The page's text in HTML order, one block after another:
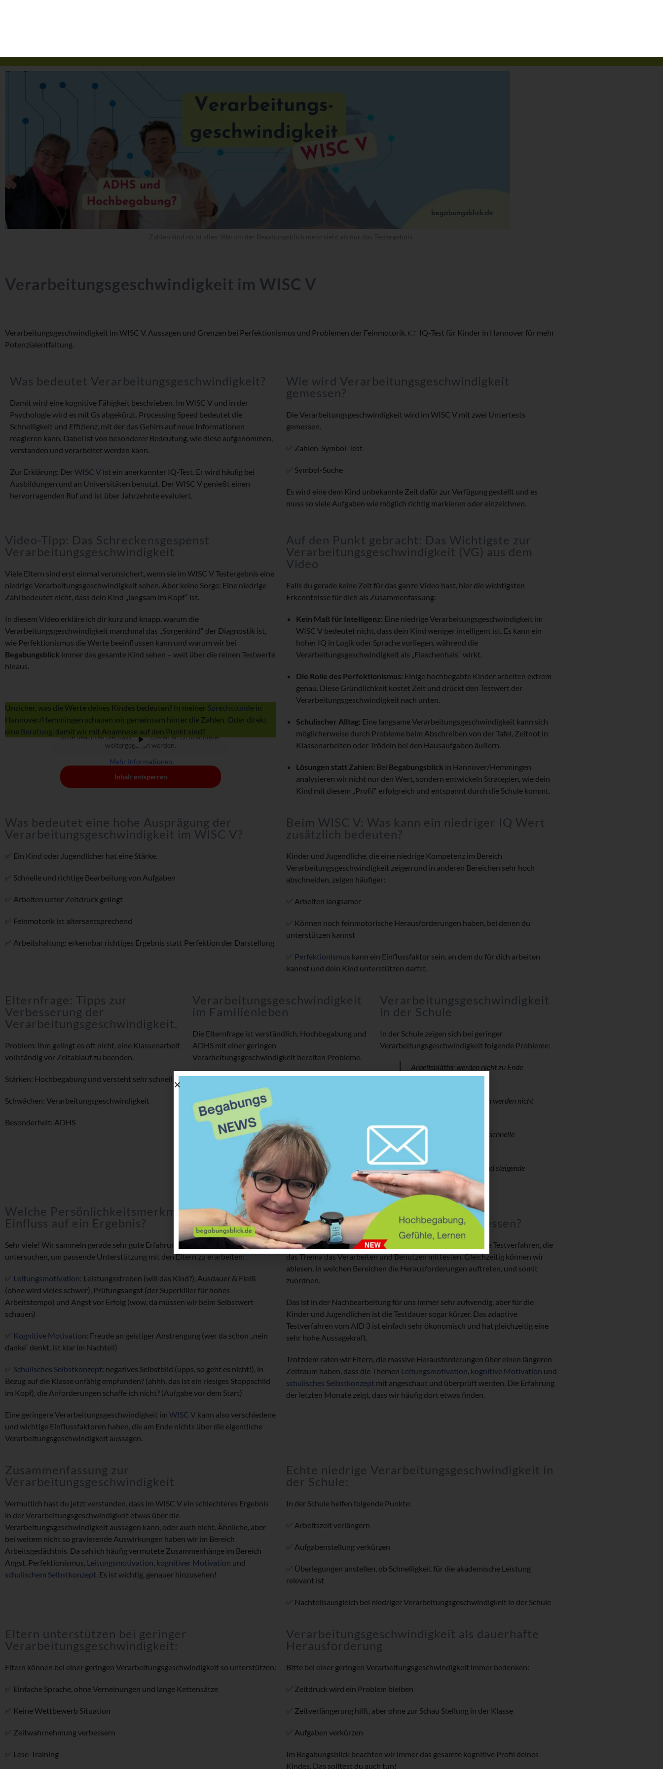
Verarbeitungsgeschwindigkeit im WISC V
Verarbeitungsgeschwindigkeit im WISC V. Aussagen und Grenzen bei Perfektionismus und Problemen der Feinmotorik. 👉 IQ-Test für Kinder in Hannover für mehr
Potenzialentfaltung.
Was bedeutet Verarbeitungsgeschwindigkeit?
Damit wird eine kognitive Fähigkeit beschrieben. Im WISC V und in der
Psychologie wird es mit Gs abgekürzt. Processing Speed bedeutet die
Schnelligkeit und Effizienz, mit der das Gehirn auf neue Informationen
reagieren kann. Dabei ist von besonderer Bedeutung, wie diese aufgenommen,
verstanden und verarbeitet werden kann.
Zur Erklärung: DerWISC V ist ein anerkannter IQ-Test. Er wird häufig bei
Ausbildungen und an Universitäten benutzt. Der WISC V genießt einen
hervorragenden Ruf und ist über Jahrzehnte evaluiert.
Wie wird Verarbeitungsgeschwindigkeit
gemessen?
Die Verarbeitungsgeschwindigkeit wird im WISC V mit zwei Untertests
gemessen.
✅ Zahlen-Symbol-Test
✅ Symbol-Suche
Es wird eine dem Kind unbekannte Zeit dafür zur Verfügung gestellt und es
muss so viele Aufgaben wie möglich richtig markieren oder einzeichnen.
Video-Tipp: Das Schreckensgespenst
Verarbeitungsgeschwindigkeit
Viele Eltern sind erst einmal verunsichert, wenn sie im WISC V Testergebnis eine
niedrige Verarbeitungsgeschwindigkeit sehen. Aber keine Sorge: Eine niedrige
Zahl bedeutet nicht, dass dein Kind „langsam im Kopf“ ist.
In diesem Video erkläre ich dir kurz und knapp, warum die
Verarbeitungsgeschwindigkeit manchmal das „Sorgenkind“ der Diagnostik ist,
wie Perfektionismus die Werte beeinflussen kann und warum wir bei
Begabungsblick immer das gesamte Kind sehen – weit über die reinen Testwerte
hinaus.
Sie sehen gerade einen Platzhalterinhalt von
YouTube. Um auf den eigentlichen Inhalt
zuzugreifen, klicken Sie auf die Schaltfläche unten.
Bitte beachten Sie, dass dabei Daten an Drittanbieter
weitergegeben werden.
Mehr Informationen
Inhalt entsperren
Unsicher, was die Werte deines Kindes bedeuten? In meiner Sprechstunde in
Hannover/Hemmingen schauen wir gemeinsam hinter die Zahlen. Oder direkt
eine Beratung, damit wir mit Anamnese auf den Punkt sind?
Auf den Punkt gebracht: Das Wichtigste zur
Verarbeitungsgeschwindigkeit (VG) aus dem
Video
Falls du gerade keine Zeit für das ganze Video hast, hier die wichtigsten
Erkenntnisse für dich als Zusammenfassung:
Kein Maß für Intelligenz: Eine niedrige Verarbeitungsgeschwindigkeit im
WISC V bedeutet nicht, dass dein Kind weniger intelligent ist. Es kann ein
hoher IQ in Logik oder Sprache vorliegen, während die
Verarbeitungsgeschwindigkeit als „Flaschenhals“ wirkt.
Die Rolle des Perfektionismus: Einige hochbegabte Kinder arbeiten extrem
genau. Diese Gründlichkeit kostet Zeit und drückt den Testwert der
Verarbeitungsgeschwindigkeit nach unten.
Schulischer Alltag: Eine langsame Verarbeitungsgeschwindigkeit kann sich
möglicherweise durch Probleme beim Abschreiben von der Tafel, Zeitnot in
Klassenarbeiten oder Trödeln bei den Hausaufgaben äußern.
Lösungen statt Zahlen: Bei Begabungsblick in Hannover/Hemmingen
analysieren wir nicht nur den Wert, sondern entwickeln Strategien, wie dein
Kind mit diesem „Profil“ erfolgreich und entspannt durch die Schule kommt.
Was bedeutet eine hohe Ausprägung der
Verarbeitungsgeschwindigkeit im WISC V?
✅ Ein Kind oder Jugendlicher hat eine Stärke.
✅ Schnelle und richtige Bearbeitung von Aufgaben
✅ Arbeiten unter Zeitdruck gelingt
✅ Feinmotorik ist altersentsprechend
✅ Arbeitshaltung: erkennbar richtiges Ergebnis statt Perfektion der Darstellung
Beim WISC V: Was kann ein niedriger IQ Wert
zusätzlich bedeuten?
Kinder und Jugendliche, die eine niedrige Kompetenz im Bereich
Verarbeitungsgeschwindigkeit zeigen und in anderen Bereichen sehr hoch
abschneiden, zeigen häufiger:
✅ Arbeiten langsamer
✅ Können noch feinmotorische Herausforderungen haben, bei denen du
unterstützen kannst
✅ Perfektionismus kann ein Einflussfaktor sein, an dem du für dich arbeiten
kannst und dein Kind unterstützen darfst.
Elternfrage: Tipps zur
Verbesserung der
Verarbeitungsgeschwindigkeit.
Problem: Ihm gelingt es oft nicht, eine Klassenarbeit
vollständig vor Zeitablauf zu beenden.
Stärken: Hochbegabung und versteht sehr schnell
Schwächen: Verarbeitungsgeschwindigkeit
Besonderheit: ADHS
Verarbeitungsgeschwindigkeit
im Familienleben
Die Elternfrage ist verständlich. Hochbegabung und
ADHS mit einer geringen
Verarbeitungsgeschwindigkeit bereiten Probleme.
Im Familienleben sehen wir häufig:
Zeit: alles dauert länger und muss
erinnert werden
Energieraub: Eltern werden stark in
Anspruch genommen
Konflikte: Vorwürfe von Faulheit
Verarbeitungsgeschwindigkeit
in der Schule
In der Schule zeigen sich bei geringer
Verarbeitungsgeschwindigkeit folgende Probleme:
Arbeitsblätter werden nicht zu Ende
bearbeitet
Tests und Klassenarbeiten werden nicht
Langsames Arbeiten und schnelle
Konzentrationsverlust und steigende
Fehlerzahl
Welche Persönlichkeitsmerkmale nehmen noch
Einfluss auf ein Ergebnis?
Sehr viele! Wir sammeln gerade sehr gute Erfahrungen folgende Bereiche mit zu
untersuchen, um passende Unterstützung mit den Eltern zu erarbeiten:
✅ Leitungsmotivation: Leistungsstreben (will das Kind?), Ausdauer & Fleiß
(ohne wird vieles schwer), Prüfungsangst (der Superkiller für hohes
Arbeitstempo) und Angst vor Erfolg (wow, da müssen wir beim Selbstwert
schauen)
✅ Kognitive Motivation: Freude an geistiger Anstrengung (wer da schon „nein
danke“ denkt, ist klar im Nachteil)
✅ Schulisches Selbstkonzept: negatives Selbstbild (upps, so geht es nicht!), in
Bezug auf die Klasse unfähig empfunden? (ahhh, das ist ein riesiges Stoppschild
im Kopf), die Anforderungen schaffe ich nicht? (Aufgabe vor dem Start)
Eine geringere Verarbeitungsgeschwindigkeit im WISC V kann also verschiedene
und wichtige Einflussfaktoren haben, die am Ende nichts über die eigentliche
Verarbeitungsgeschwindigkeit aussagen.
Gibt es andere Möglichkeiten die
Verarbeitungsgeschwindigkeit zu messen?
BeimAID 3 haben wir sieben und nicht zwei unterschiedliche Testverfahren, die
das Thema das Verarbeiten und Benutzen mittesten. Gleichzeitig können wir
ablesen, in welchen Bereichen die Herausforderungen auftreten, und somit
zuordnen.
Das ist in der Nachbearbeitung für uns immer sehr aufwendig, aber für die
Kinder und Jugendlichen ist die Testdauer sogar kürzer. Das adaptive
Testverfahren vom AID 3 ist einfach sehr ökonomisch und hat gleichzeitig eine
sehr hohe Aussagekraft.
Trotzdem raten wir Eltern, die massive Herausforderungen über einen längeren
Zeitraum haben, dass die Themen Leitungsmotivation, kognitive Motivation und
schulisches Selbstkonzept mit angeschaut und überprüft werden. Die Erfahrung
der letzten Monate zeigt, dass wir häufig dort etwas finden.
Zusammenfassung zur
Verarbeitungsgeschwindigkeit
Vermutlich hast du jetzt verstanden, dass im WISC V ein schlechteres Ergebnis
in der Verarbeitungsgeschwindigkeit etwas über die
Verarbeitungsgeschwindigkeit aussagen kann, oder auch nicht. Ähnliche, aber
bei weitem nicht so gravierende Auswirkungen haben wir im Bereich
Arbeitsgedächtnis. Da sah ich häufig vermutete Zusammenhänge im Bereich
Angst, Perfektionismus, Leitungsmotivation, kognitiver Motivation und
schulischem Selbstkonzept. Es ist wichtig, genauer hinzusehen!
Echte niedrige Verarbeitungsgeschwindigkeit in
der Schule:
In der Schule helfen folgende Punkte:
✅ Arbeitszeit verlängern
✅ Aufgabenstellung verkürzen
✅ Überlegungen anstellen, ob Schnelligkeit für die akademische Leistung
relevant ist
✅ Nachteilsausgleich bei niedriger Verarbeitungsgeschwindigkeit in der Schule
Eltern unterstützen bei geringer
Verarbeitungsgeschwindigkeit:
Eltern können bei einer geringen Verarbeitungsgeschwindigkeit so unterstützen:
✅ Einfache Sprache, ohne Verneinungen und lange Kettensätze
✅ Keine Wettbewerb Situation
✅ Zeitwahrnehmung verbessern
✅ Lese-Training
Verarbeitungsgeschwindigkeit als dauerhafte
Herausforderung
Bitte bei einer geringen Verarbeitungsgeschwindigkeit immer bedenken:
✅ Zeitdruck wird ein Problem bleiben
✅ Zeitverlängerung hilft, aber ohne zur Schau Stellung in der Klasse
✅ Aufgaben verkürzen
Im Begabungsblick beachten wir immer das gesamte kognitive Profil deines
Kindes. Das solltest du auch tun!